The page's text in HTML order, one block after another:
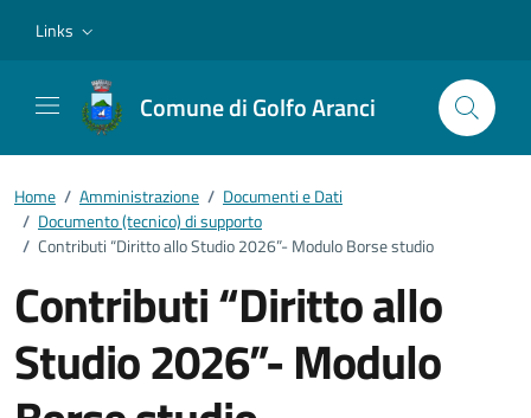
Links
Comune di Golfo Aranci
Home / Amministrazione / Documenti e Dati
/ Documento (tecnico) di supporto
/ Contributi “Diritto allo Studio 2026”- Modulo Borse studio
Contributi “Diritto allo
Studio 2026”- Modulo